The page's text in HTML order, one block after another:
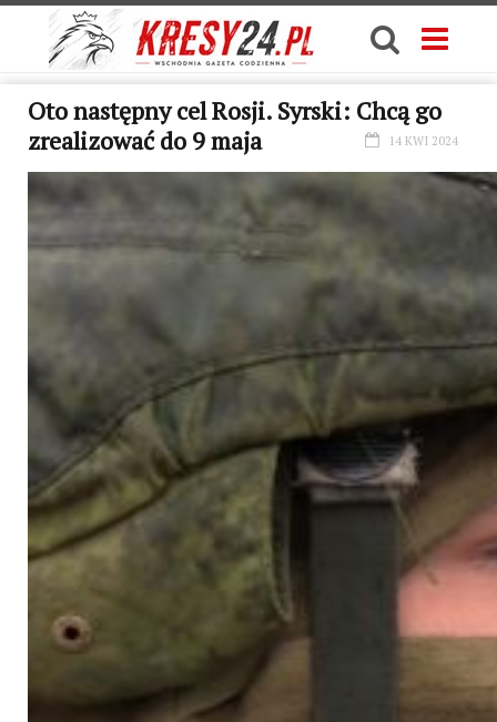
Oto następny cel Rosji. Syrski: Chcą go
zrealizować do 9 maja
14 KWI 2024